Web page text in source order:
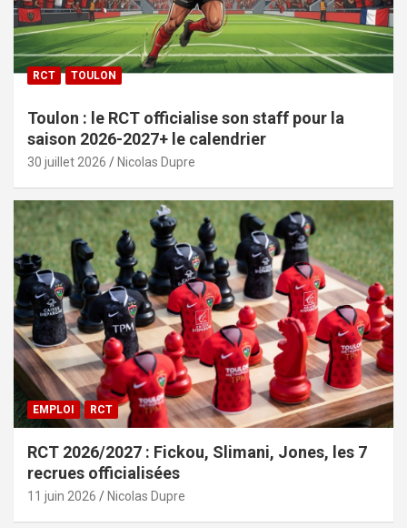
RCT TOULON
Toulon : le RCT officialise son staff pour la
saison 2026-2027+ le calendrier
30 juillet 2026 Nicolas Dupre
EMPLOI RCT
RCT 2026/2027 : Fickou, Slimani, Jones, les 7
recrues officialisées
11 juin 2026 Nicolas Dupre